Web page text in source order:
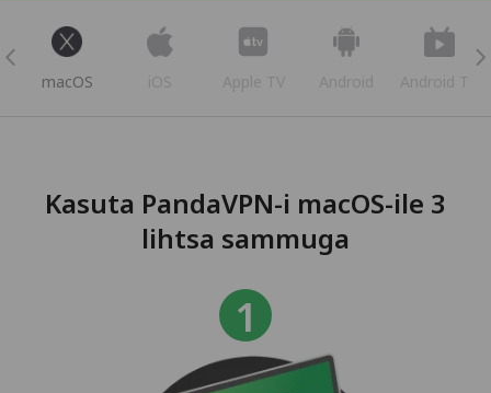
macOS iOS Apple TV Android Android TV
Kasuta PandaVPN-i macOS-ile 3
lihtsa sammuga